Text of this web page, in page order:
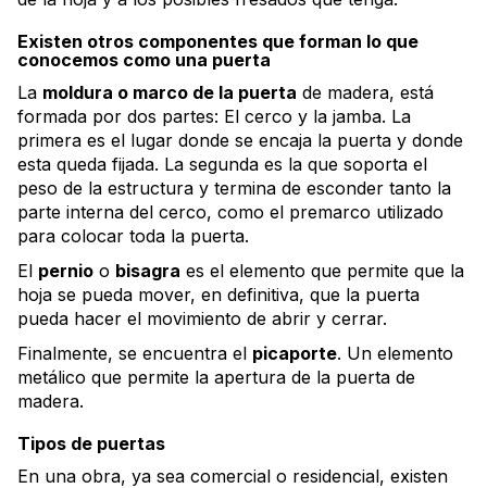
Existen otros componentes que forman lo que
conocemos como una puerta
La moldura o marco de la puerta de madera, está
formada por dos partes: El cerco y la jamba. La
primera es el lugar donde se encaja la puerta y donde
esta queda fijada. La segunda es la que soporta el
peso de la estructura y termina de esconder tanto la
parte interna del cerco, como el premarco utilizado
para colocar toda la puerta.
El pernio o bisagra es el elemento que permite que la
hoja se pueda mover, en definitiva, que la puerta
pueda hacer el movimiento de abrir y cerrar.
Finalmente, se encuentra el picaporte. Un elemento
metálico que permite la apertura de la puerta de
madera.
Tipos de puertas
En una obra, ya sea comercial o residencial, existen